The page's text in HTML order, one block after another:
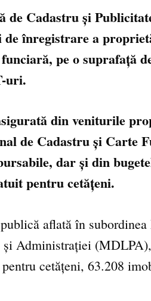
de Cadastru și
înregistrare a
pe o suprafață
uri.
din veniturile
de Cadastru și Carte
dar și din
pentru cetățeni.
aflată în
Administrației
cetățeni, 63.208